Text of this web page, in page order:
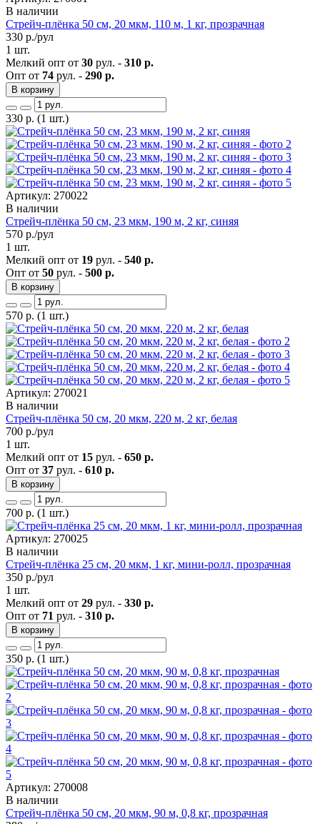
В наличии
Стрейч-плёнка 50 см, 20 мкм, 110 м, 1 кг, прозрачная
330 р./рул
1 шт.
Мелкий опт от 30 рул. - 310 р.
Опт от 74 рул. - 290 р.
В корзину
330 р. (1 шт.)
Артикул: 270022
В наличии
Стрейч-плёнка 50 см, 23 мкм, 190 м, 2 кг, синяя
570 р./рул
1 шт.
Мелкий опт от 19 рул. - 540 р.
Опт от 50 рул. - 500 р.
В корзину
570 р. (1 шт.)
Артикул: 270021
В наличии
Стрейч-плёнка 50 см, 20 мкм, 220 м, 2 кг, белая
700 р./рул
1 шт.
Мелкий опт от 15 рул. - 650 р.
Опт от 37 рул. - 610 р.
В корзину
700 р. (1 шт.)
Артикул: 270025
В наличии
Стрейч-плёнка 25 см, 20 мкм, 1 кг, мини-ролл, прозрачная
350 р./рул
1 шт.
Мелкий опт от 29 рул. - 330 р.
Опт от 71 рул. - 310 р.
В корзину
350 р. (1 шт.)
Артикул: 270008
В наличии
Стрейч-плёнка 50 см, 20 мкм, 90 м, 0,8 кг, прозрачная